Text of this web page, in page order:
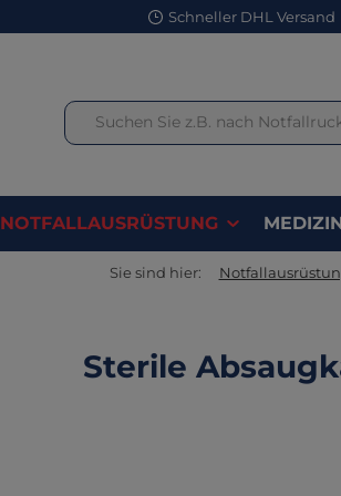
Schneller DHL Versand
NOTFALLAUSRÜSTUNG
Sie sind hier:
Sterile